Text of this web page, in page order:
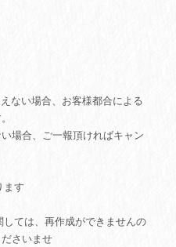
ない場合、お客様都合による
場合、ご一報頂ければキャン
ます
ては、再作成ができませんの
さいませ